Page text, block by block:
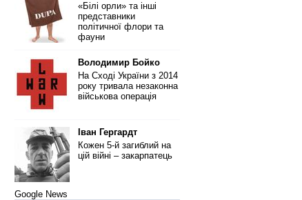
«Білі орли» та інші
представники
політичної флори та
фауни
Володимир Бойко
На Сході України з 2014
року тривала незаконна
військова операція
Іван Гергардт
Кожен 5-й загиблий на
цій війні – закарпатець
Google News